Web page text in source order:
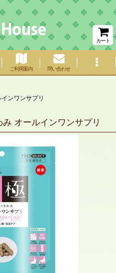
カート
ご利用案内 問い合わせ
ンワンサプリ
み オールインワンサプリ